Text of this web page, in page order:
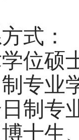
式：
位硕
专业
制专
士生